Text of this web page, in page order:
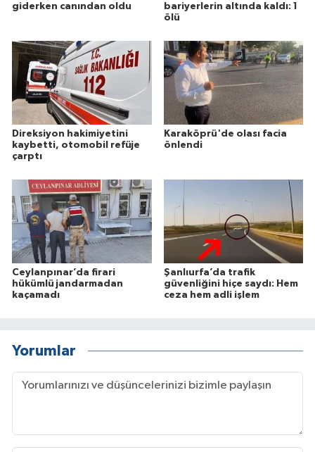
giderken canından oldu
bariyerlerin altında kaldı: 1
ölü
Direksiyon hakimiyetini
kaybetti, otomobil refüje
çarptı
Karaköprü'de olası facia
önlendi
Ceylanpınar’da firari
hükümlü jandarmadan
kaçamadı
Şanlıurfa’da trafik
güvenliğini hiçe saydı: Hem
ceza hem adli işlem
Yorumlar